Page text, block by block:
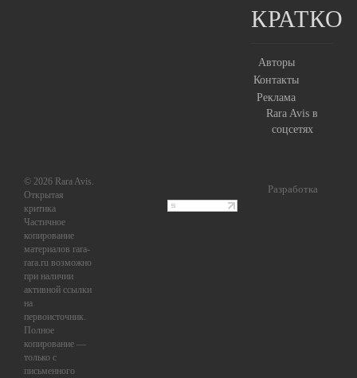
КРАТКО
Авторы
Контакты
Реклама
Rara Avis в
соцсетях
Разработка
© 2026 Rara Avis.
Открытая
критика
Частичное
копирование
материалов rara-
rara.ru возможно
при наличии
активной ссылки
на
первоисточник.
Полное
копирование —
только с
письменного